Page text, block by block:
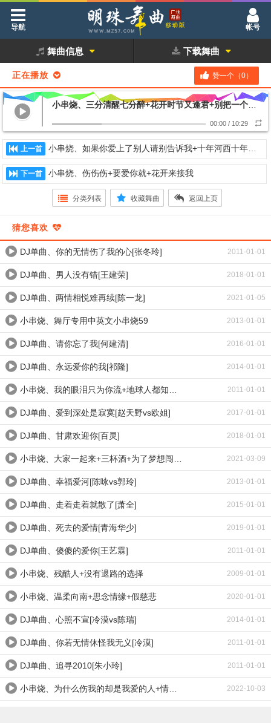
导航 帐号
舞曲信息 下载舞曲
正在播放 赞一个（0）
00:00 / 10:29
上一首 小串烧、如果你爱上了别人请别告诉我+十年河西十年河东+幸福就是和你在一起
下一首 小串烧、伤伤伤+要爱你就+花开来接我
分类列表 收藏舞曲 返回上页
猜您喜欢
DJ单曲、你的无情伤了我的心[张冬玲] 2011-01-01
DJ单曲、男人没有错[王建荣] 2018-01-01
DJ单曲、两情相悦难再续[陈一龙] 2021-01-05
小串烧、舞厅专用中英文小串烧59 2013-01-01
DJ单曲、请你忘了我[何建清] 2016-01-01
DJ单曲、永远爱你的我[祁隆] 2014-01-01
小串烧、我的眼泪只为你流+地球人都知道我爱上你+爱的回忆 2011-01-01
DJ单曲、爱到深处是寂寞[赵天野vs欧姐] 2017-01-01
DJ单曲、甘肃欢迎你[百灵] 2018-01-01
小串烧、大家一起来+三杯酒+为了梦想闯一闯 2021-03-09
DJ单曲、幸福爱河[陈咏vs郭玲] 2013-01-01
DJ单曲、走着走着就散了[萧全] 2015-01-01
DJ单曲、死去的爱情[青海华少] 2019-01-01
DJ单曲、傻傻的爱你[王艺霖] 2011-01-01
小串烧、残酷人+没有退路的选择 2009-01-01
小串烧、温柔向南+思念情缘+假慈悲 2020-01-01
DJ单曲、心照不宣[冷漠vs陈瑞] 2014-01-01
DJ单曲、你若无情休怪我无义[冷漠] 2011-01-01
DJ单曲、追寻2010[朱小玲] 2011-01-01
小串烧、为什么伤我的却是我爱的人+情花几时开+狠狠爱过 2022-10-03